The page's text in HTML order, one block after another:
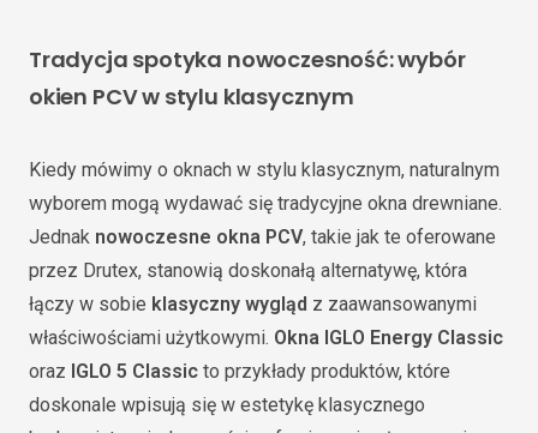
Tradycja spotyka nowoczesność: wybór
okien PCV w stylu klasycznym
Kiedy mówimy o oknach w stylu klasycznym, naturalnym
wyborem mogą wydawać się tradycyjne okna drewniane.
Jednak nowoczesne okna PCV, takie jak te oferowane
przez Drutex, stanowią doskonałą alternatywę, która
łączy w sobie klasyczny wygląd z zaawansowanymi
właściwościami użytkowymi. Okna IGLO Energy Classic
oraz IGLO 5 Classic to przykłady produktów, które
doskonale wpisują się w estetykę klasycznego